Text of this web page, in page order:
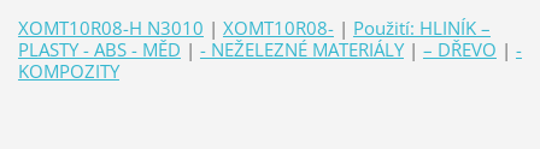
XOMT10R08-H N3010 | XOMT10R08- | Použití: HLINÍK –
PLASTY - ABS - MĚD | - NEŽELEZNÉ MATERIÁLY | – DŘEVO | -
KOMPOZITY